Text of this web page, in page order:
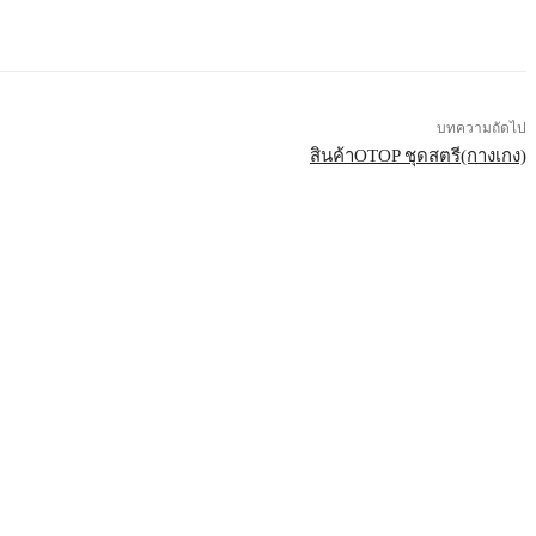
บทความถัดไป
สินค้าOTOP ชุดสตรี(กางเกง)